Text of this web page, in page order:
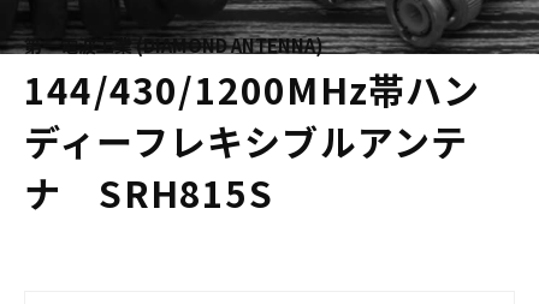
第一電波工業 (DIAMOND ANTENNA)
144/430/1200MHz帯ハン
ディーフレキシブルアンテ
ナ SRH815S